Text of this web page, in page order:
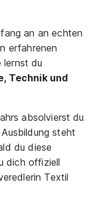
an an echten
erfahrenen
lernst du
Technik und
absolvierst du
steht
du diese
dich offiziell
Textil